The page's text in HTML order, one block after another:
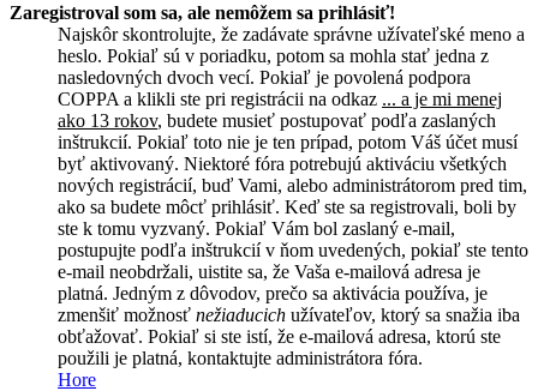
Zaregistroval som sa, ale nemôžem sa prihlásiť!
Najskôr skontrolujte, že zadávate správne užívateľské meno a
heslo. Pokiaľ sú v poriadku, potom sa mohla stať jedna z
nasledovných dvoch vecí. Pokiaľ je povolená podpora
COPPA a klikli ste pri registrácii na odkaz ... a je mi menej
ako 13 rokov, budete musieť postupovať podľa zaslaných
inštrukcií. Pokiaľ toto nie je ten prípad, potom Váš účet musí
byť aktivovaný. Niektoré fóra potrebujú aktiváciu všetkých
nových registrácií, buď Vami, alebo administrátorom pred tim,
ako sa budete môcť prihlásiť. Keď ste sa registrovali, boli by
ste k tomu vyzvaný. Pokiaľ Vám bol zaslaný e-mail,
postupujte podľa inštrukcií v ňom uvedených, pokiaľ ste tento
e-mail neobdržali, uistite sa, že Vaša e-mailová adresa je
platná. Jedným z dôvodov, prečo sa aktivácia používa, je
zmenšiť možnosť nežiaducich užívateľov, ktorý sa snažia iba
obťažovať. Pokiaľ si ste istí, že e-mailová adresa, ktorú ste
použili je platná, kontaktujte administrátora fóra.
Hore